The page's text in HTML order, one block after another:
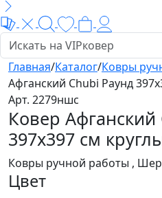
Главная/Каталог/Ковры
Афганский Chubi Раунд
Арт. 2279ншс
Ковер
397x397 см
Ковры ручной работы ,
Цвет